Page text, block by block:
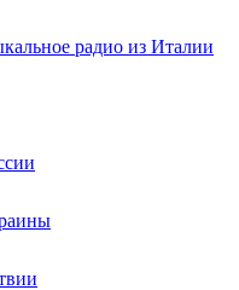
радио из Италии